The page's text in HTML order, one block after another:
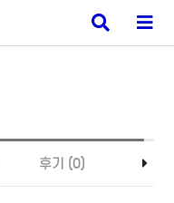
검
색
메
뉴
후기 (0)